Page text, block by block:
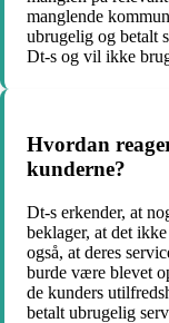
manglende
ubrugelig og betalt
Dt-s og vil ikke
Hvordan
kunderne?
Dt-s erkender, at
beklager, at det
også, at deres
burde være blevet
de kunders
betalt ubrugelig